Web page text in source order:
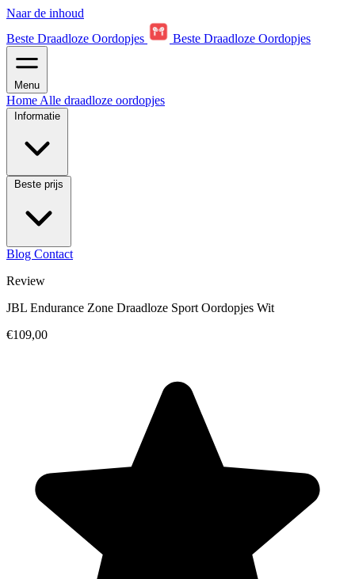
Naar de inhoud
Beste Draadloze Oordopjes
Beste Draadloze Oordopjes
Menu
Home Alle draadloze oordopjes
Informatie
Beste prijs
Blog Contact
Review
JBL Endurance Zone Draadloze Sport Oordopjes Wit
€109,00